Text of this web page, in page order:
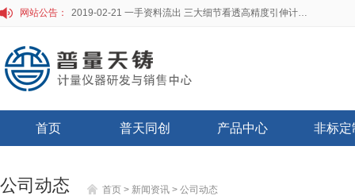
网站公告： 2019-02-21 一手资料流出 三大细节看透高精度引伸计标定仪
首页 普天同创 产品中心 非标定
公司动态 首页 > 新闻资讯 > 公司动态